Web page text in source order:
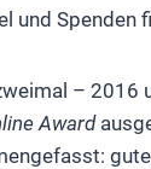
und Spenden
– 2016
Award